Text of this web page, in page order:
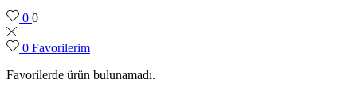
0 0
0 Favorilerim
Favorilerde ürün bulunamadı.